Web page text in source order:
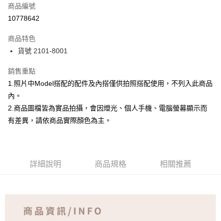
超商取貨付款
ATM付款
運送方式
全家取貨付款
付款後全家取貨
免運費
商品編號
10778642
商品特色
貨號 2101-8001
銷售重點
1.照片中Model搭配的配件及內搭僅供拍照搭配使用，不列入此商品
內。
2.商品圖檔皆為實品拍攝，會因燈光、個人手機、電腦螢幕顯示而
有差異，請依商品實際顏色為主。
詳細說明 商品規格 相關推薦